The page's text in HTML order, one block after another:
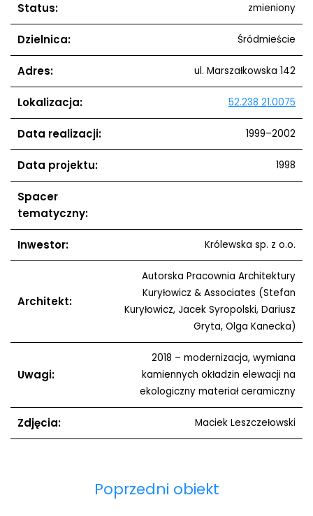
Status: zmieniony
Dzielnica: Śródmieście
Adres: ul. Marszałkowska 142
Lokalizacja: 52.238 21.0075
Data realizacji: 1999–2002
Data projektu: 1998
Spacer
tematyczny:
Inwestor: Królewska sp. z o.o.
Architekt:
Autorska Pracownia Architektury
Kuryłowicz & Associates (Stefan
Kuryłowicz, Jacek Syropolski, Dariusz
Gryta, Olga Kanecka)
Uwagi:
2018 – modernizacja, wymiana
kamiennych okładzin elewacji na
ekologiczny materiał ceramiczny
Zdjęcia: Maciek Leszczełowski
Poprzedni obiekt